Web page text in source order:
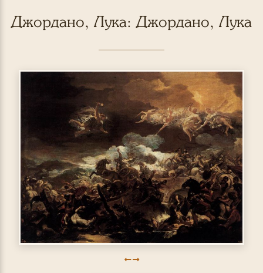
Джордано, Лука: Джордано, Лука